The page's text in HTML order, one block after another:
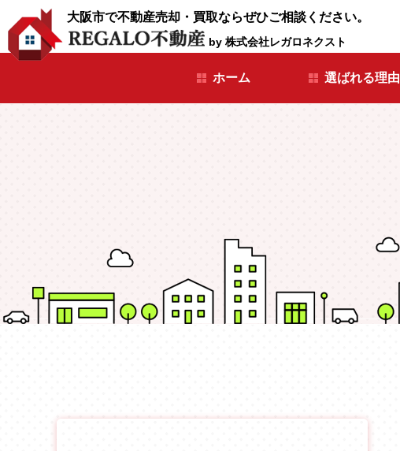
大阪市で不動産売却・買取ならぜひご相談ください。
by 株式会社レガロネクスト
ホーム 選ばれる理由